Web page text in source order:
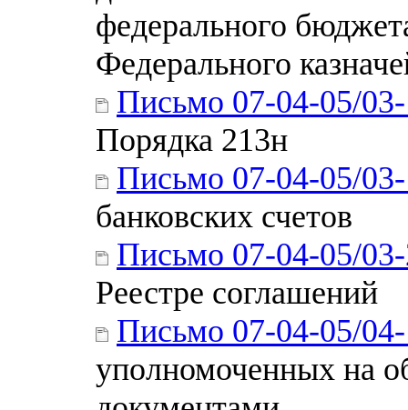
федерального
Федерального
Письмо 07-04-05/
Порядка 213н
Письмо 07-04-05/
банковских счетов
Письмо 07-04-05/
Реестре соглашений
Письмо 07-04-05/
уполномоченных на